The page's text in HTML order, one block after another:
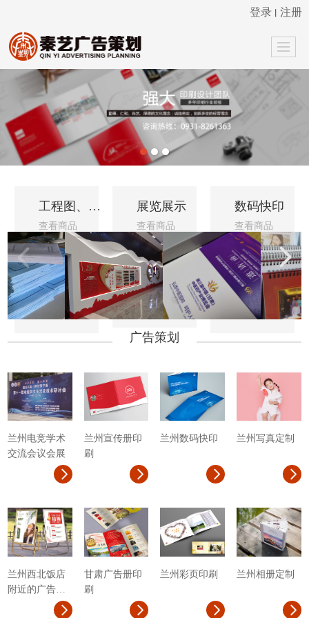
很遗憾，因您的浏览器版本过低导致无法获得最佳浏览体验，推荐下载安装谷歌浏览器！
登录 丨 注册
工程图、蓝图打印
查看商品
展览展示
查看商品
数码快印
查看商品
广告策划
兰州电竞学术
交流会议会展
兰州宣传册印
刷
兰州数码快印 兰州写真定制
兰州西北饭店
附近的广告设
甘肃广告册印
刷
兰州彩页印刷 兰州相册定制